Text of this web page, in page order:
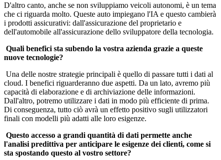
D'altro canto, anche se non sviluppiamo veicoli autonomi, è un tema
che ci riguarda molto. Queste auto impiegano l'IA e questo cambierà
i prodotti assicurativi: dall'assicurazione del proprietario e
dell'automobile all'assicurazione dello sviluppatore della tecnologia.
Quali benefici sta subendo la vostra azienda grazie a queste
nuove tecnologie?
Una delle nostre strategie principali è quello di passare tutti i dati al
cloud. I benefici riguarderanno due aspetti. Da un lato, avremo più
capacità di elaborazione e di archiviazione delle informazioni.
Dall'altro, potremo utilizzare i dati in modo più efficiente di prima.
Di conseguenza, tutto ciò avrà un effetto positivo sugli utilizzatori
finali con modelli più adatti alle loro esigenze.
Questo accesso a grandi quantità di dati permette anche
l'analisi predittiva per anticipare le esigenze dei clienti, come si
sta spostando questo al vostro settore?